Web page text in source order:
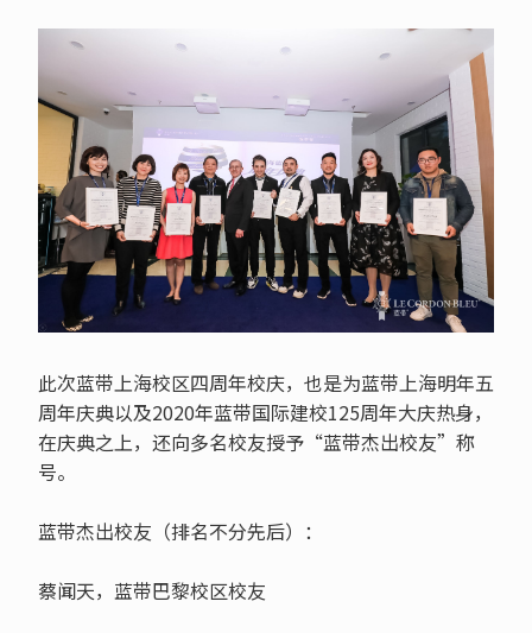
此次蓝带上海校区四周年校庆，也是为蓝带上海明年五
周年庆典以及2020年蓝带国际建校125周年大庆热身，
在庆典之上，还向多名校友授予“蓝带杰出校友”称
号。
蓝带杰出校友（排名不分先后）：
蔡闻天，蓝带巴黎校区校友